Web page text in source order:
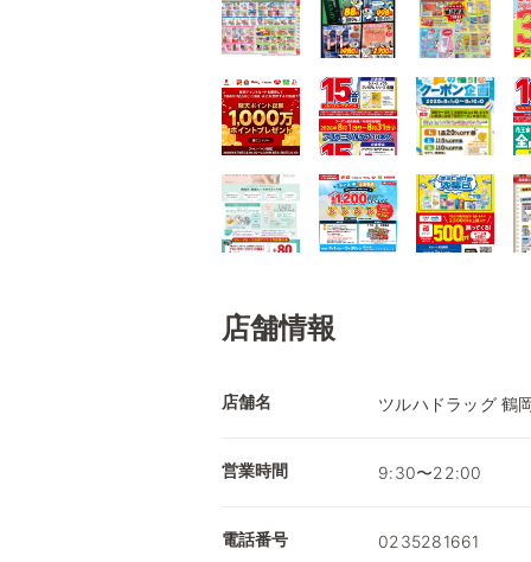
店舗情報
店舗名 ツルハドラッグ 鶴
営業時間 9:30〜22:00
電話番号 0235281661